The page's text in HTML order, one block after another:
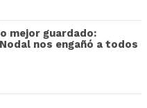
mejor guardado:
nos engañó a todos